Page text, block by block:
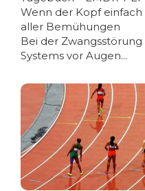
Wenn der Kopf
aller Bemühungen
Bei der
Systems vor Augen...